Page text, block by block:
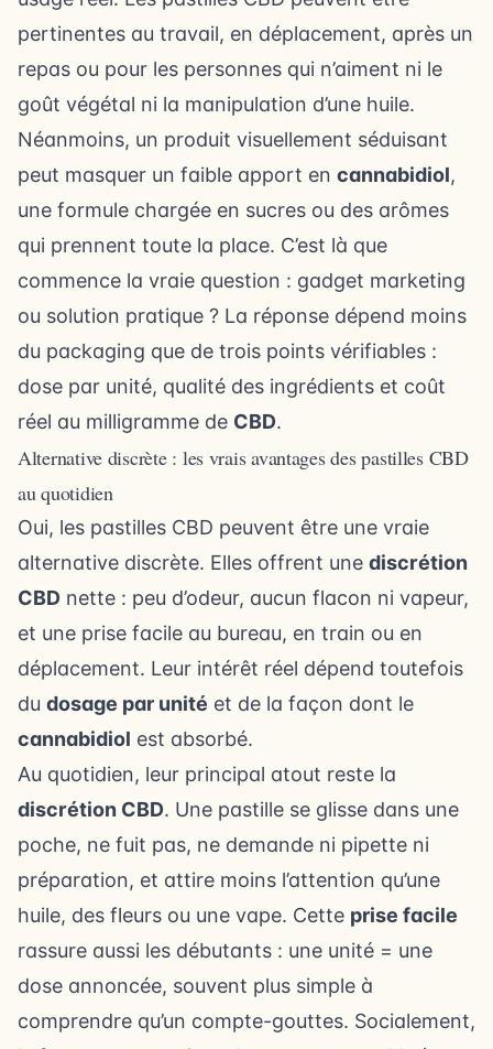
pertinentes au travail, en déplacement, après un
repas ou pour les personnes qui n’aiment ni le
goût végétal ni la manipulation d’une huile.
Néanmoins, un produit visuellement séduisant
peut masquer un faible apport en cannabidiol,
une formule chargée en sucres ou des arômes
qui prennent toute la place. C’est là que
commence la vraie question : gadget marketing
ou solution pratique ? La réponse dépend moins
du packaging que de trois points vérifiables :
dose par unité, qualité des ingrédients et coût
réel au milligramme de CBD.
Alternative discrète : les vrais avantages des pastilles CBD
au quotidien
Oui, les pastilles CBD peuvent être une vraie
alternative discrète. Elles offrent une discrétion
CBD nette : peu d’odeur, aucun flacon ni vapeur,
et une prise facile au bureau, en train ou en
déplacement. Leur intérêt réel dépend toutefois
du dosage par unité et de la façon dont le
cannabidiol est absorbé.
Au quotidien, leur principal atout reste la
discrétion CBD. Une pastille se glisse dans une
poche, ne fuit pas, ne demande ni pipette ni
préparation, et attire moins l’attention qu’une
huile, des fleurs ou une vape. Cette prise facile
rassure aussi les débutants : une unité = une
dose annoncée, souvent plus simple à
comprendre qu’un compte-gouttes. Socialement,